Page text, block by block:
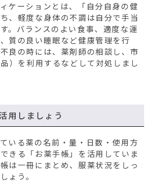
ケーションとは、「自分自身の健
、軽度な身体の不調は自分で手当
。バランスのよい食事、適度な運
質の良い睡眠など健康管理を行
良の時には、薬剤師の相談し、市
）を利用するなどして対処しまし
用しましょう
いる薬の名前・量・日数・使用方
きる「お薬手帳」を活用していま
は一冊にまとめ、服薬状況をしっ
ょう。